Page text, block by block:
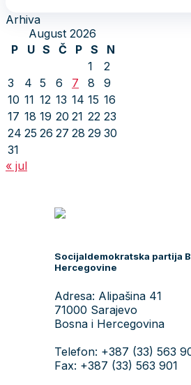
Arhiva
August 2026
P
U S Č P S
N
1
2
3
4 5 6 7 8
9
10 11 12 13 14 15 16
17 18 19 20 21 22 23
24 25 26 27 28 29 30
31
« jul
Socijaldemokratska partija
Hercegovine
Adresa: Alipašina 41
71000 Sarajevo
Bosna i Hercegovina
Telefon: +387 (33) 563
Fax: +387 (33) 563 901